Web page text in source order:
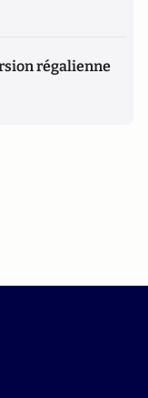
régalienne